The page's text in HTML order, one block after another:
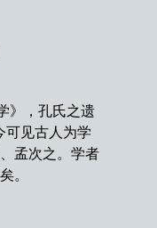
》，孔氏之遗
可见古人为学
孟次之。学者
。